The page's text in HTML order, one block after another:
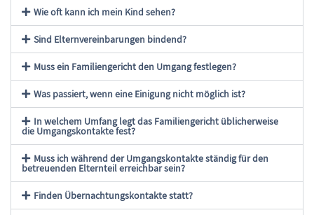
Wie oft kann ich mein Kind sehen?
Sind Elternvereinbarungen bindend?
Muss ein Familiengericht den Umgang festlegen?
Was passiert, wenn eine Einigung nicht möglich ist?
In welchem Umfang legt das Familiengericht üblicherweise
die Umgangskontakte fest?
Muss ich während der Umgangskontakte ständig für den
betreuenden Elternteil erreichbar sein?
Finden Übernachtungskontakte statt?